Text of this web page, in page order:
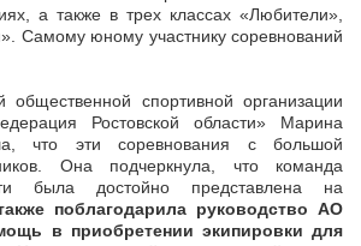
а также в трех классах «Любители»,
Самому юному участнику соревнований
общественной спортивной организации
Ростовской области» Марина
что эти соревнования с большой
Она подчеркнула, что команда
была достойно представлена на
поблагодарила руководство АО
в приобретении экипировки для